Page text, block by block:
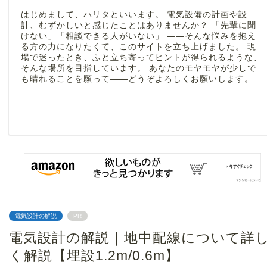
はじめまして、ハリタといいます。 電気設備の計画や設
計、むずかしいと感じたことはありませんか？ 「先輩に聞
けない」「相談できる人がいない」 ――そんな悩みを抱え
る方の力になりたくて、このサイトを立ち上げました。 現
場で迷ったとき、ふと立ち寄ってヒントが得られるような、
そんな場所を目指しています。 あなたのモヤモヤが少しで
も晴れることを願って――どうぞよろしくお願いします。
電気設計の解説 PR
電気設計の解説｜地中配線について詳
く解説【埋設1.2m/0.6m】